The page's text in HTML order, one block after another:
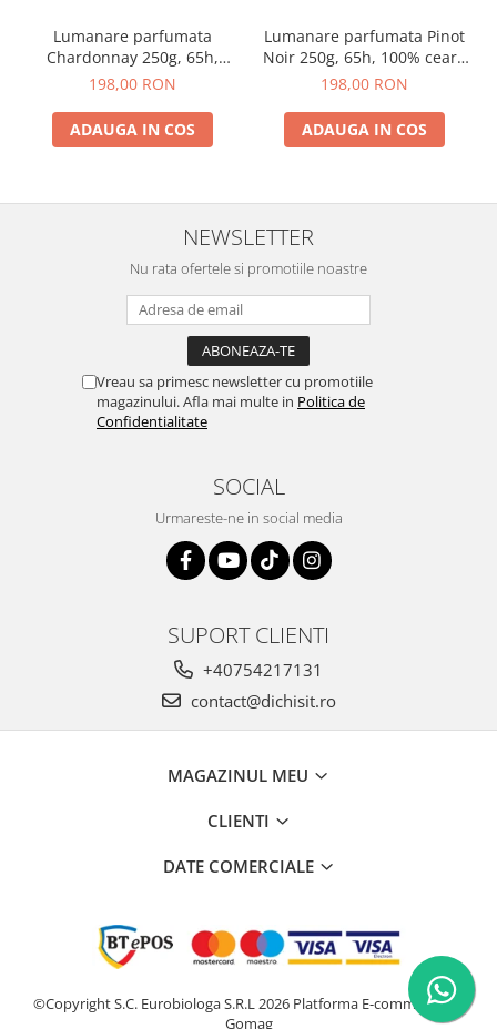
Lumanare parfumata
Chardonnay 250g, 65h,
100% ceara vegetala
198,00 RON
ADAUGA IN COS
Lumanare parfumata Pinot
Noir 250g, 65h, 100% ceara
vegetala
198,00 RON
ADAUGA IN COS
NEWSLETTER
Nu rata ofertele si promotiile noastre
Vreau sa primesc newsletter cu promotiile
magazinului. Afla mai multe in Politica de
Confidentialitate
SOCIAL
Urmareste-ne in social media
SUPORT CLIENTI
+40754217131
contact@dichisit.ro
MAGAZINUL MEU
CLIENTI
DATE COMERCIALE
©Copyright S.C. Eurobiologa S.R.L 2026 Platforma E-commerce by
Gomag